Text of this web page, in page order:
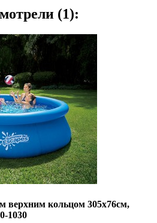
(1):
верхним кольцом 305х76см,
1030